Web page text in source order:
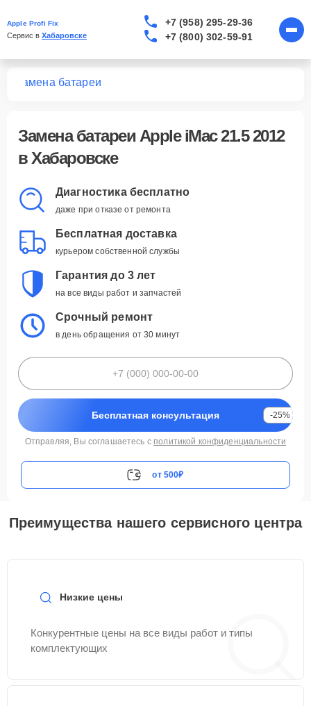
Apple Profi Fix
Сервис в Хабаровске
+7 (958) 295-29-36
+7 (800) 302-59-91
Замена батареи
Замена батареи Apple iMac 21.5 2012
в Хабаровске
Диагностика бесплатно
даже при отказе от ремонта
Бесплатная доставка
курьером собственной службы
Гарантия до 3 лет
на все виды работ и запчастей
Срочный ремонт
в день обращения от 30 минут
Бесплатная консультация -25%
Отправляя, Вы соглашаетесь с политикой конфиденциальности
от 500₽
Преимущества нашего сервисного центра
Низкие цены
Конкурентные цены на все виды работ и типы
комплектующих